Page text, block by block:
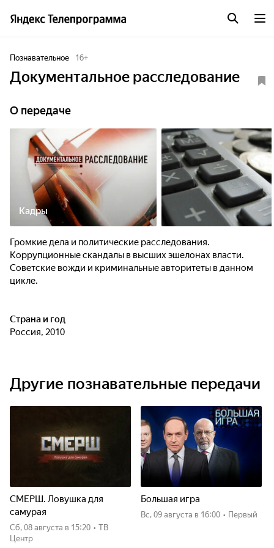
Познавательное 16+
Документальное расследование
О передаче
Кадры
Громкие дела и политические расследования.
Коррупционные скандалы в высших эшелонах власти.
Советские вожди и криминальные авторитеты в данном
цикле.
Страна и год
Россия, 2010
Другие познавательные передачи
СМЕРШ. Ловушка для
самурая
сб, 08 августа в 15:20 • ТВ
Центр
Большая игра
вс, 09 августа в 16:00 • Первый